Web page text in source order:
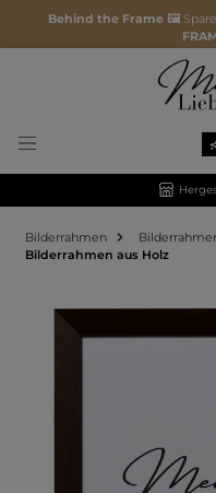
Behind the Frame 🖼️
Bilderrahmen
Bilderrahmen aus Holz
Bildergalerie überspringen